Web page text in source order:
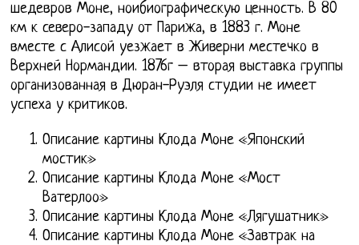
шедевров Моне, ноибиографическую ценность. В 80
км к северо-западу от Парижа, в 1883 г. Моне
вместе с Алисой уезжает в Живерни местечко в
Верхней Нормандии. 1876г – вторая выставка группы
организованная в Дюран-Руэля студии не имеет
успеха у критиков.
Описание картины Клода Моне «Японский
мостик»
Описание картины Клода Моне «Мост
Ватерлоо»
Описание картины Клода Моне «Лягушатник»
Описание картины Клода Моне «Завтрак на